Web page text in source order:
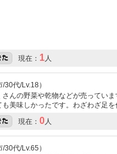
現在： 1人
代/Lv.18）
んの野菜や乾物などが売ってい
美味しかったです。わざわざ足を
現在： 0人
代/Lv.65）